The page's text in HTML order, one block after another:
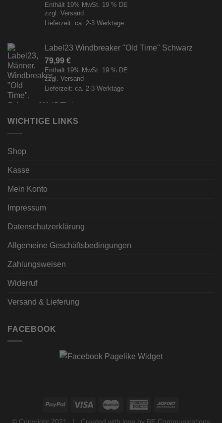
Enthält 19% MwSt. 19 % DE
zzgl. Versand
Lieferzeit: ca. 2-3 Werktage
Label23 Windbreaker "Old Time" Schwarz
79,99 €
Enthält 19% MwSt. 19 % DE
zzgl. Versand
Lieferzeit: ca. 2-3 Werktage
WICHTIGE LINKS
Shop
Kasse
Mein Konto
Impressum
Datenschutzerklärung
Allgemeine Geschäftsbedingungen
Zahlungsweisen
Widerruf
Versand & Lieferung
FACEBOOK